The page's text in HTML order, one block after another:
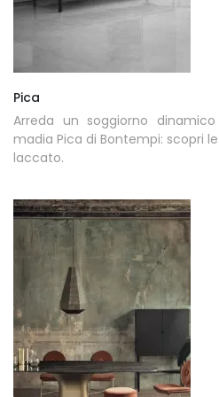
Pica
Arreda un soggiorno
madia Pica di Bontempi: scopri
laccato.